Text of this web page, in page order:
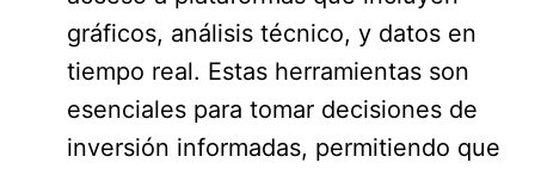
gráficos, análisis técnico, y datos en
tiempo real. Estas herramientas son
esenciales para tomar decisiones de
inversión informadas, permitiendo que